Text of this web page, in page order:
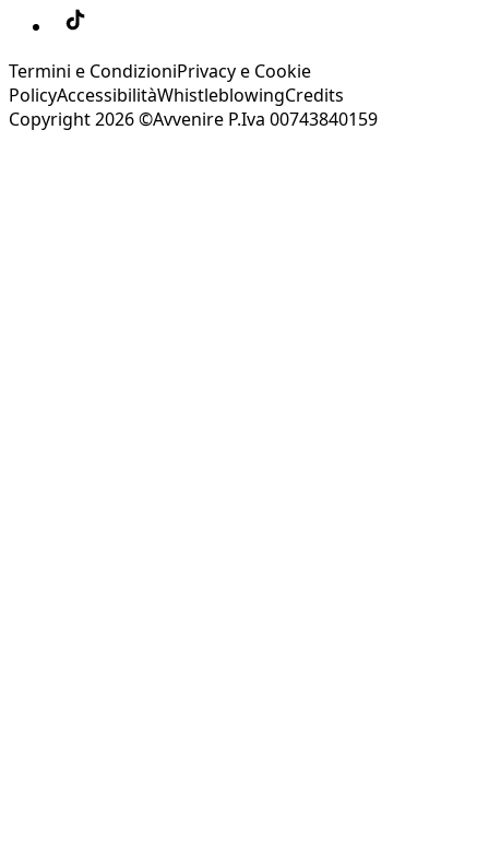
Termini e CondizioniPrivacy e Cookie
PolicyAccessibilitàWhistleblowingCredits
Copyright 2026 ©Avvenire P.Iva 00743840159